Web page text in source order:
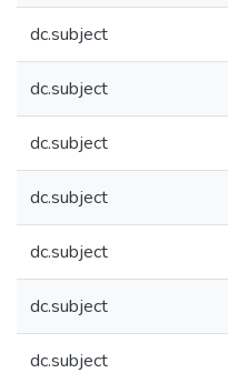
dc.subject
dc.subject
dc.subject
dc.subject
dc.subject
dc.subject
dc.subject